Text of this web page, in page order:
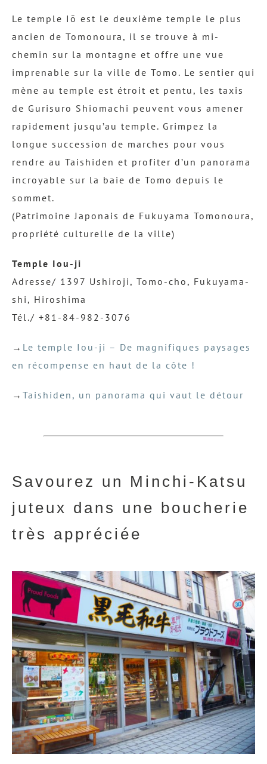
Le temple Iō est le deuxième temple le plus
ancien de Tomonoura, il se trouve à mi-
chemin sur la montagne et offre une vue
imprenable sur la ville de Tomo. Le sentier qui
mène au temple est étroit et pentu, les taxis
de Gurisuro Shiomachi peuvent vous amener
rapidement jusqu’au temple. Grimpez la
longue succession de marches pour vous
rendre au Taishiden et profiter d’un panorama
incroyable sur la baie de Tomo depuis le
sommet.
(Patrimoine Japonais de Fukuyama Tomonoura,
propriété culturelle de la ville)
Temple Iou-ji
Adresse/ 1397 Ushiroji, Tomo-cho, Fukuyama-
shi, Hiroshima
Tél./ +81-84-982-3076
→ Le temple Iou-ji – De magnifiques paysages
en récompense en haut de la côte !
→ Taishiden, un panorama qui vaut le détour
Savourez un Minchi-Katsu
juteux dans une boucherie
très appréciée